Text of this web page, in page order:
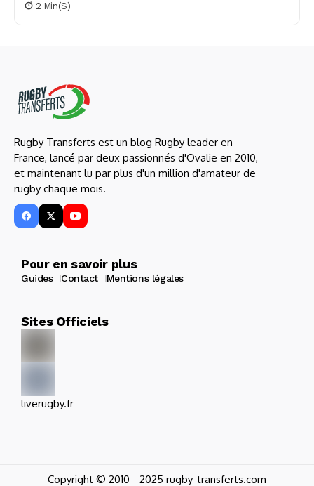
2 Min(s)
Rugby Transferts est un blog Rugby leader en
France, lancé par deux passionnés d'Ovalie en 2010,
et maintenant lu par plus d'un million d'amateur de
rugby chaque mois.
Pour en savoir plus
Guides Contact Mentions légales
Sites Officiels
liverugby.fr
Copyright © 2010 - 2025 rugby-transferts.com